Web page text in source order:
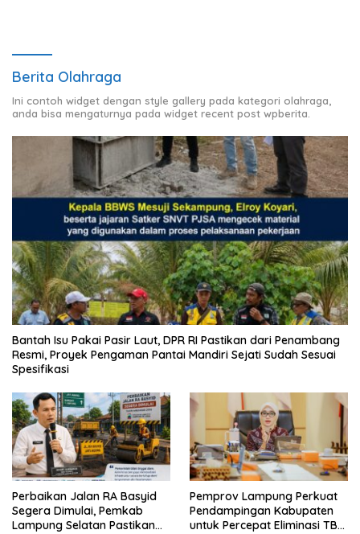
Berita Olahraga
Ini contoh widget dengan style gallery pada kategori olahraga,
anda bisa mengaturnya pada widget recent post wpberita.
Bantah Isu Pakai Pasir Laut, DPR RI Pastikan dari Penambang
Resmi, Proyek Pengaman Pantai Mandiri Sejati Sudah Sesuai
Spesifikasi
Perbaikan Jalan RA Basyid
Segera Dimulai, Pemkab
Lampung Selatan Pastikan
Pemprov Lampung Perkuat
Pendampingan Kabupaten
untuk Percepat Eliminasi TBC